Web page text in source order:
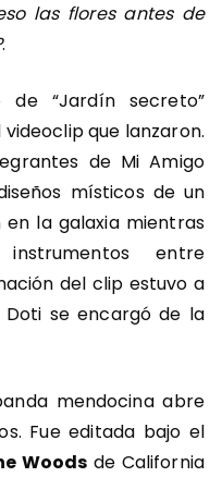
las flores antes de
.
“Jardín secreto”
que lanzaron.
de Mi Amigo
místicos de un
la galaxia mientras
entre
del clip estuvo a
se encargó de la
mendocina abre
Fue editada bajo el
Woods de California